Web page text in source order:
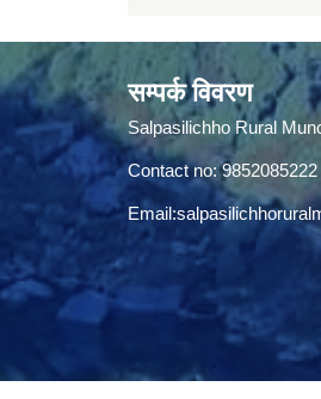
सम्पर्क विवरण
Salpasilichho Rural
Contact no: 9852085222
Email: